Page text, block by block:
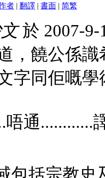
者 | 翻譯 | 書面 | 简繁
於 2007-9-
，饒公係
字同佢嘅
唔通............
包括宗教史